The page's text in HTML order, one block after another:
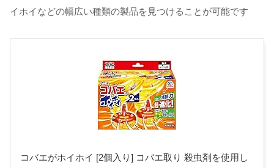
イホイなどの幅広い種類の製品を見つけることが可能です
コバエがホイホイ [2個入り] コバエ取り 殺虫剤を使用し